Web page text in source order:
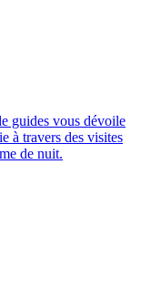
guides vous dévoile
à travers des visites
de nuit.